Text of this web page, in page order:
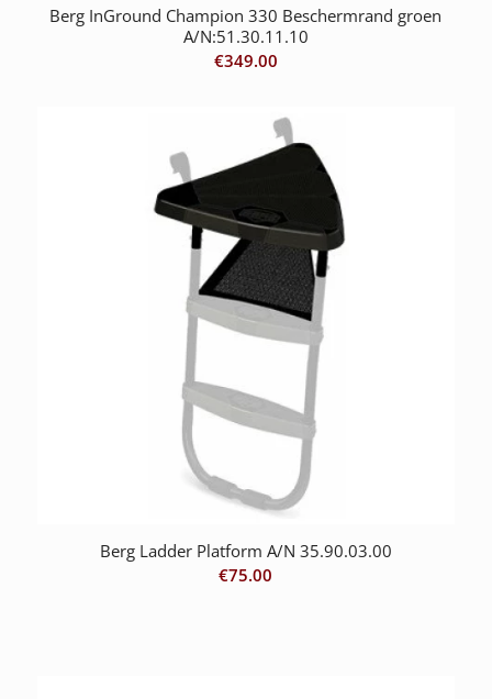
Berg InGround Champion 330 Beschermrand groen
A/N:51.30.11.10
€349.00
Berg Ladder Platform A/N 35.90.03.00
€75.00